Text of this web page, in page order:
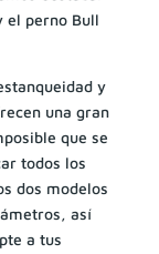
el perno Bull
y
una gran
que se
todos los
dos modelos
así
a tus